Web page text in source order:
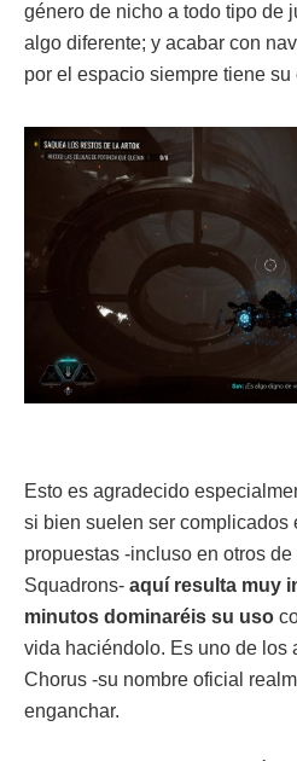
género de nicho a todo tipo de
algo diferente; y acabar con
por el espacio siempre tiene su
Esto es agradecido
si bien suelen ser complicados
propuestas -incluso en otros
Squadrons- aquí resulta muy
minutos dominaréis su uso
vida haciéndolo. Es uno de los
Chorus -su nombre oficial
enganchar.